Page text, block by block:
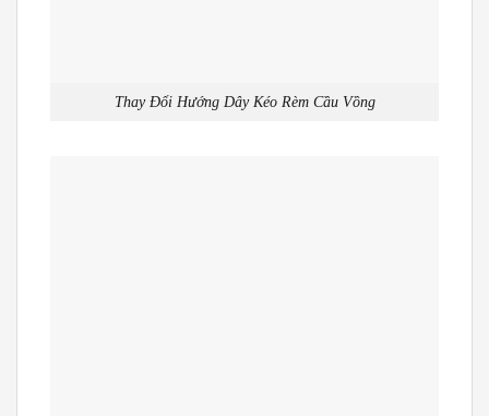
Thay Đổi Hướng Dây Kéo Rèm Cầu Vồng